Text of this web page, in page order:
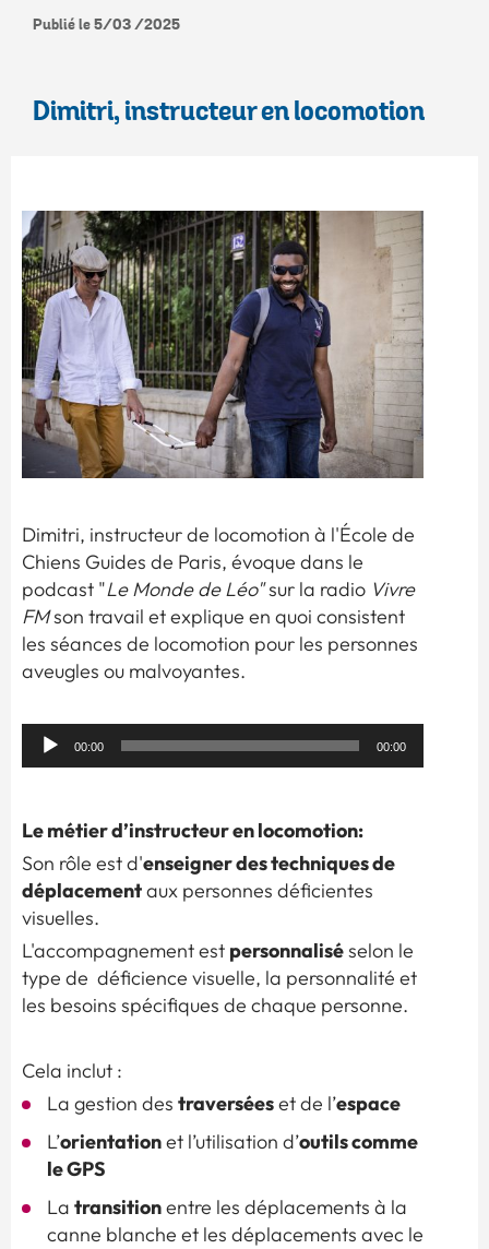
Publié le 5/03 /2025
Dimitri, instructeur en locomotion
Dimitri, instructeur de locomotion à l'École de
Chiens Guides de Paris, évoque dans le
podcast "Le Monde de Léo"sur la radio Vivre
FMson travail et explique en quoi consistent
les séances de locomotion pour les personnes
aveugles ou malvoyantes.
Lecteur
00:00 00:00
Le métier d’instructeur en locomotion:
Son rôle est d'enseigner des techniques de
déplacementaux personnes déficientes
visuelles.
L'accompagnement est personnaliséselon le
type de déficience visuelle, la personnalité et
les besoins spécifiques de chaque personne.
Cela inclut :
La gestion des traverséeset de l’espace
L’orientationet l’utilisation d’outils comme
le GPS
La transitionentre les déplacements à la
canne blanche et les déplacements avec le